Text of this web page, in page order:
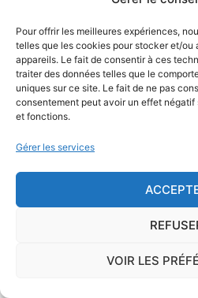
Pour offrir les meilleures expériences,
telles que les cookies pour stocker et/ou
appareils. Le fait de consentir à ces
traiter des données telles que le
uniques sur ce site. Le fait de ne pas
consentement peut avoir un effet
et fonctions.
Gérer les services
VOIR LES
faible, modéré, moyen ou fort)
constructions parasismiques de
doivent être appliquées aux
normal".
Le risque mérule
immobilier hormis dans 20
existent dans de nombreuses